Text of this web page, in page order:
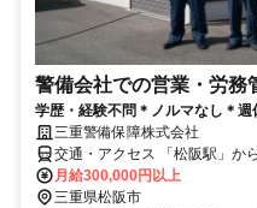
警備会社での営業・労務
学歴・経験不問＊ノルマなし＊
三重警備保障株式会社
交通・アクセス 「松阪駅」か
月給300,000円以上
三重県松阪市